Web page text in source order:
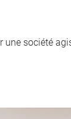
une société